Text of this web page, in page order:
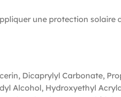
une protection solaire
Dicaprylyl Carbonate,
Alcohol, Hydroxyethyl